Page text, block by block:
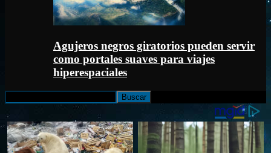
Agujeros negros giratorios pueden servir
como portales suaves para viajes
hiperespaciales